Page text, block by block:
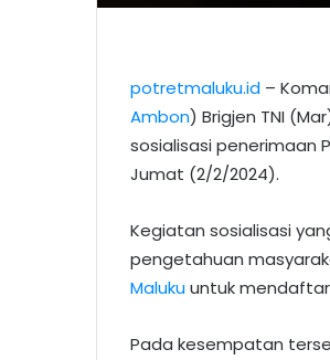
potretmaluku.id –
Ambon) Brigjen TNI
sosialisasi penerimaan
Jumat (2/2/2024).
Kegiatan sosialisasi
pengetahuan
Malukuuntuk mendaftar
Pada kesempatan